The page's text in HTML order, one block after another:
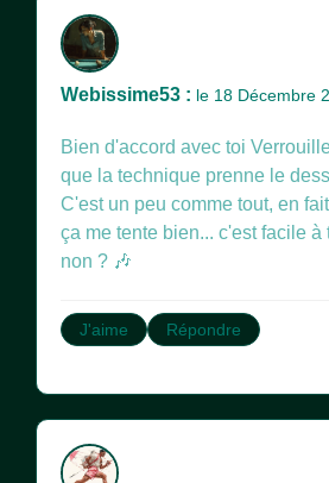
Webissime53 : le 18 Décembre
Bien d'accord avec toi
que la technique prenne le
C'est un peu comme tout, en
ça me tente bien... c'est facile à
non ? 🎶
J'aime Répondre